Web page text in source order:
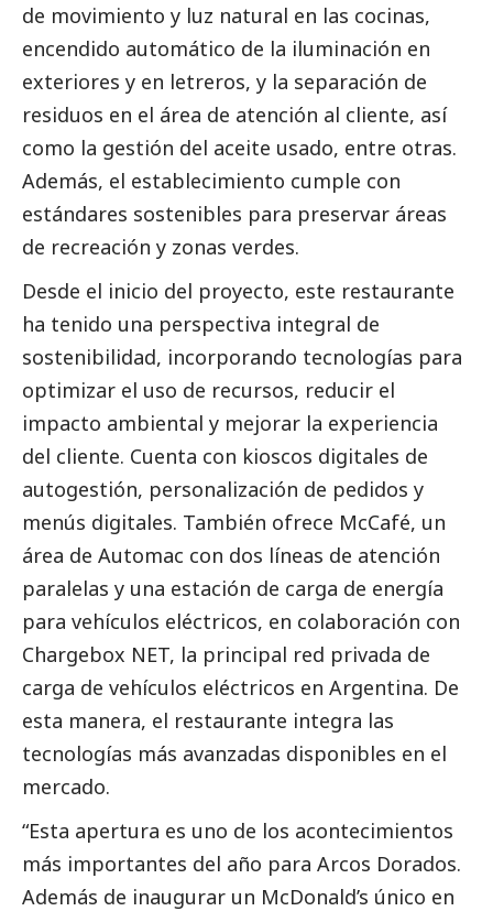
de movimiento y luz natural en las cocinas,
encendido automático de la iluminación en
exteriores y en letreros, y la separación de
residuos en el área de atención al cliente, así
como la gestión del aceite usado, entre otras.
Además, el establecimiento cumple con
estándares sostenibles para preservar áreas
de recreación y zonas verdes.
Desde el inicio del proyecto, este restaurante
ha tenido una perspectiva integral de
sostenibilidad, incorporando tecnologías para
optimizar el uso de recursos, reducir el
impacto ambiental y mejorar la experiencia
del cliente. Cuenta con kioscos digitales de
autogestión, personalización de pedidos y
menús digitales. También ofrece McCafé, un
área de Automac con dos líneas de atención
paralelas y una estación de carga de energía
para vehículos eléctricos, en colaboración con
Chargebox NET, la principal red privada de
carga de vehículos eléctricos en Argentina. De
esta manera, el restaurante integra las
tecnologías más avanzadas disponibles en el
mercado.
“Esta apertura es uno de los acontecimientos
más importantes del año para Arcos Dorados.
Además de inaugurar un McDonald’s único en